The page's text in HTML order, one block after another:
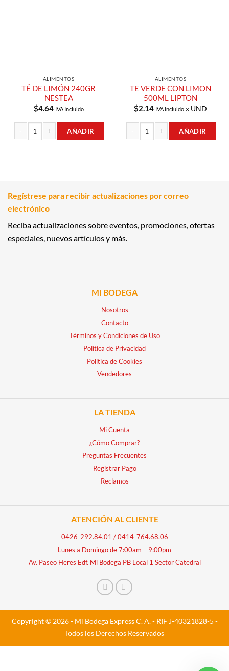
ALIMENTOS
TÉ DE LIMÓN 240GR
NESTEA
$4.64 IVA Incluido
AÑADIR
ALIMENTOS
TE VERDE CON LIMON
500ML LIPTON
$2.14 IVA Incluido x UND
AÑADIR
Regístrese para recibir actualizaciones por correo
electrónico
Reciba actualizaciones sobre eventos, promociones, ofertas
especiales, nuevos artículos y más.
MI BODEGA
Nosotros
Contacto
Términos y Condiciones de Uso
Política de Privacidad
Política de Cookies
Vendedores
LA TIENDA
Mi Cuenta
¿Cómo Comprar?
Preguntas Frecuentes
Registrar Pago
Reclamos
ATENCIÓN AL CLIENTE
0426-292.84.01 /0414-764.68.06
Lunes a Domingo de 7:00am – 9:00pm
Av. Paseo Heres Edf. Mi Bodega PB Local 1 Sector Catedral
Copyright © 2026 - Mi Bodega Express C. A. - RIF J-40321828-5 -
Todos los Derechos Reservados